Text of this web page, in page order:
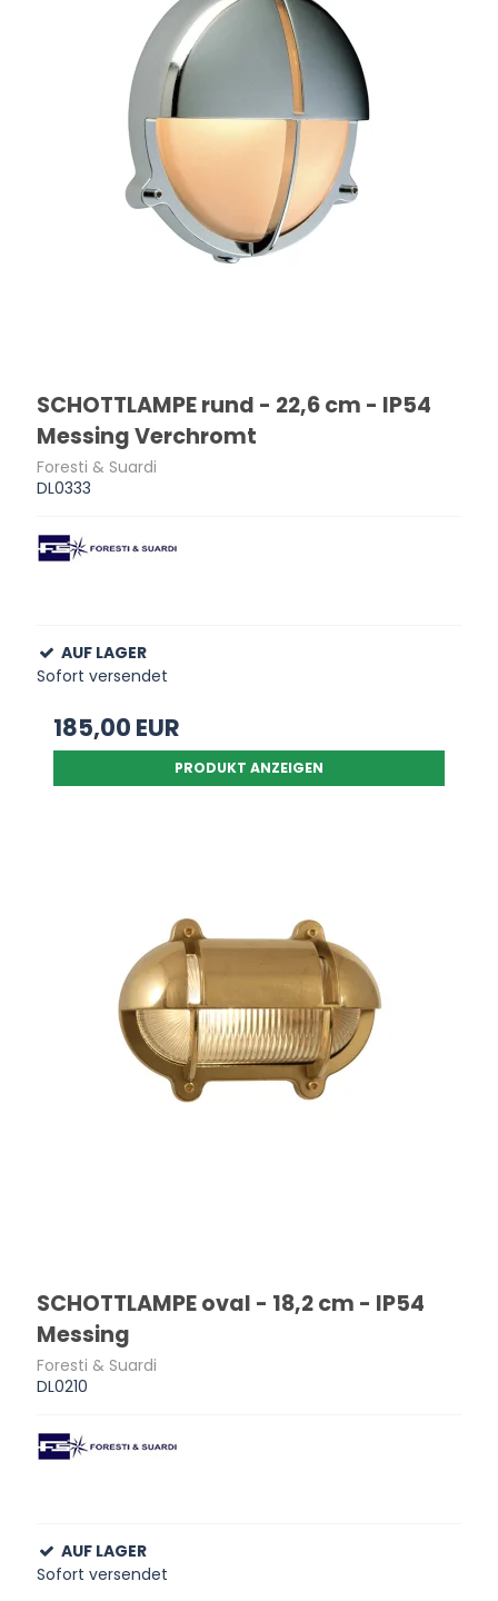
SCHOTTLAMPE rund - 22,6 cm - IP54
Messing Verchromt
Foresti & Suardi
DL0333
AUF LAGER
Sofort versendet
185,00 EUR
PRODUKT ANZEIGEN
SCHOTTLAMPE oval - 18,2 cm - IP54
Messing
Foresti & Suardi
DL0210
AUF LAGER
Sofort versendet